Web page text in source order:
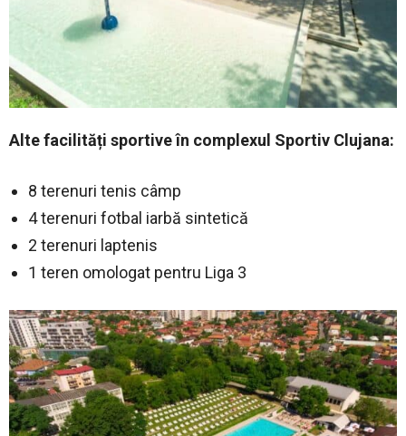
Alte facilități sportive în complexul Sportiv Clujana:
8 terenuri tenis câmp
4 terenuri fotbal iarbă sintetică
2 terenuri laptenis
1 teren omologat pentru Liga 3